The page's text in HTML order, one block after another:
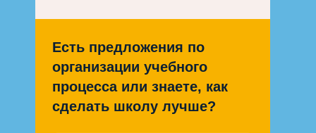
Есть предложения по
организации учебного
процесса или знаете, как
сделать школу лучше?